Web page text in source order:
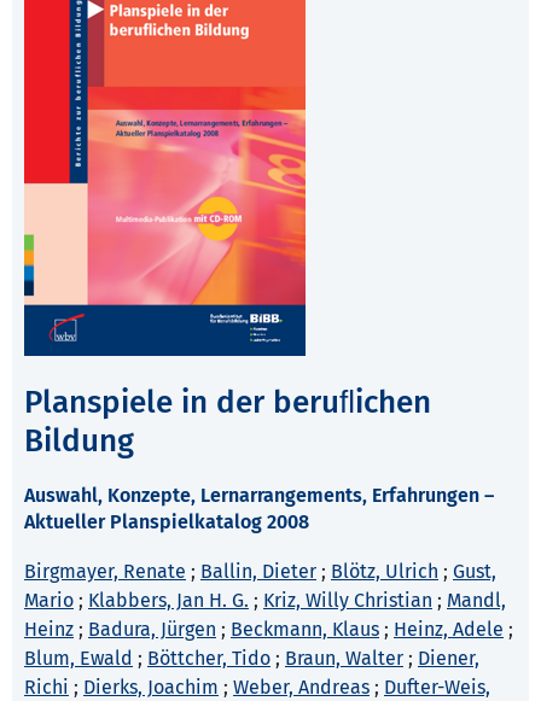
Planspiele in der beruﬂichen
Bildung
Auswahl, Konzepte, Lernarrangements, Erfahrungen –
Aktueller Planspielkatalog 2008
Birgmayer, Renate ; Ballin, Dieter ; Blötz, Ulrich ; Gust,
Mario ; Klabbers, Jan H. G. ; Kriz, Willy Christian ; Mandl,
Heinz ; Badura, Jürgen ; Beckmann, Klaus ; Heinz, Adele ;
Blum, Ewald ; Böttcher, Tido ; Braun, Walter ; Diener,
Richi ; Dierks, Joachim ; Weber, Andreas ; Dufter-Weis,